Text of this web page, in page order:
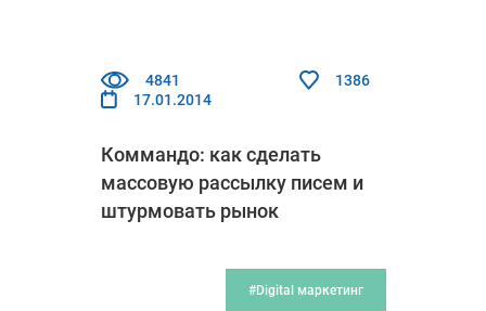
4841
1386
17.01.2014
Коммандо: как сделать
массовую рассылку писем и
штурмовать рынок
#Digital маркетинг